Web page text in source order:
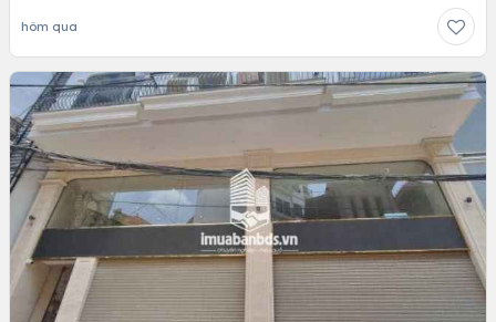
hôm qua